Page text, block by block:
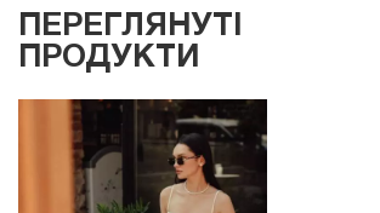
ПЕРЕГЛЯНУТІ
ПРОДУКТИ